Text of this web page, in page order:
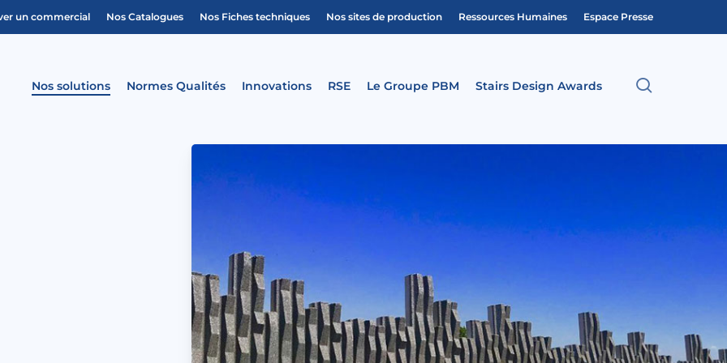
un commercial Nos Catalogues Nos Fiches techniques Nos sites de production Ressources Humaines Espace Presse
Nos solutions Normes Qualités Innovations RSE Le Groupe PBM Stairs Design Awards